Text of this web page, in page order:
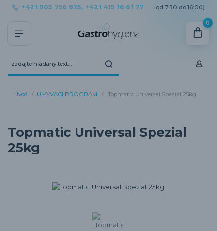
+421 905 756 825, +421 415 16 61 77 (od 7:30 do 16:00)
0
Úvod UMÝVACÍ PROGRAM Topmatic Universal Spezial 25kg
Topmatic Universal Spezial
25kg